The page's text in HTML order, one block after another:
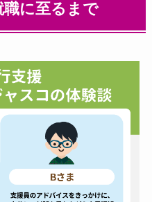
職に至るまで